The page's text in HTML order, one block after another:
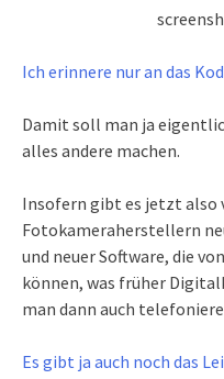
Ich erinnere nur an das
Damit soll man ja
alles andere machen.
Insofern gibt es jetzt also
Fotokameraherstellern
und neuer Software, die
können, was früher
man dann auch
Es gibt ja auch noch das